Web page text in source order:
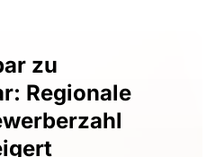
zu
Regionale